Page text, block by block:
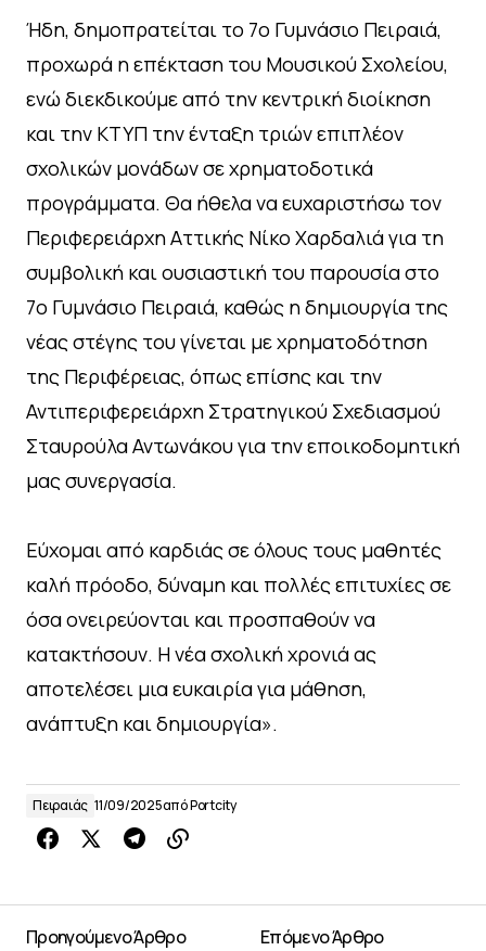
Ήδη, δημοπρατείται το 7ο Γυμνάσιο Πειραιά,
προχωρά η επέκταση του Μουσικού Σχολείου,
ενώ διεκδικούμε από την κεντρική διοίκηση
και την ΚΤΥΠ την ένταξη τριών επιπλέον
σχολικών μονάδων σε χρηματοδοτικά
προγράμματα. Θα ήθελα να ευχαριστήσω τον
Περιφερειάρχη Αττικής Νίκο Χαρδαλιά για τη
συμβολική και ουσιαστική του παρουσία στο
7ο Γυμνάσιο Πειραιά, καθώς η δημιουργία της
νέας στέγης του γίνεται με χρηματοδότηση
της Περιφέρειας, όπως επίσης και την
Αντιπεριφερειάρχη Στρατηγικού Σχεδιασμού
Σταυρούλα Αντωνάκου για την εποικοδομητική
μας συνεργασία.
Εύχομαι από καρδιάς σε όλους τους μαθητές
καλή πρόοδο, δύναμη και πολλές επιτυχίες σε
όσα ονειρεύονται και προσπαθούν να
κατακτήσουν. Η νέα σχολική χρονιά ας
αποτελέσει μια ευκαιρία για μάθηση,
ανάπτυξη και δημιουργία».
Πειραιάς 11/09/2025απόPortcity
Προηγούμενο Άρθρο
Επόμενο Άρθρο